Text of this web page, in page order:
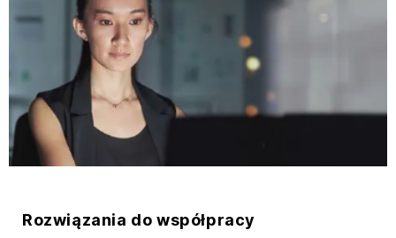
Rozwiązania do współpracy